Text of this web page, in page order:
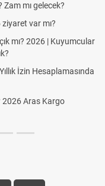
mı gelecek?
var mı?
mı? 2026 | Kuyumcular
İzin Hesaplamasında
2026 Aras Kargo